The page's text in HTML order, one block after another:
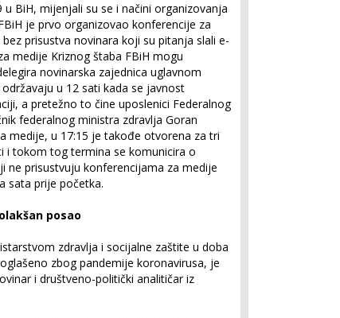
BiH, mijenjali su se i načini organizovanja
je prvo organizovao konferencije za
prisustva novinara koji su pitanja slali e-
medije Kriznog štaba FBiH mogu
novinarska zajednica uglavnom
u 12 sati kada se javnost
a pretežno to čine uposlenici Federalnog
federalnog ministra zdravlja Goran
medije, u 17:15 je takođe otvorena za tri
i tokom tog termina se komunicira o
ne prisustvuju konferencijama za medije
sata prije početka.
posao
zdravlja i socijalne zaštite u doba
zbog pandemije koronavirusa, je
i društveno-politički analitičar iz